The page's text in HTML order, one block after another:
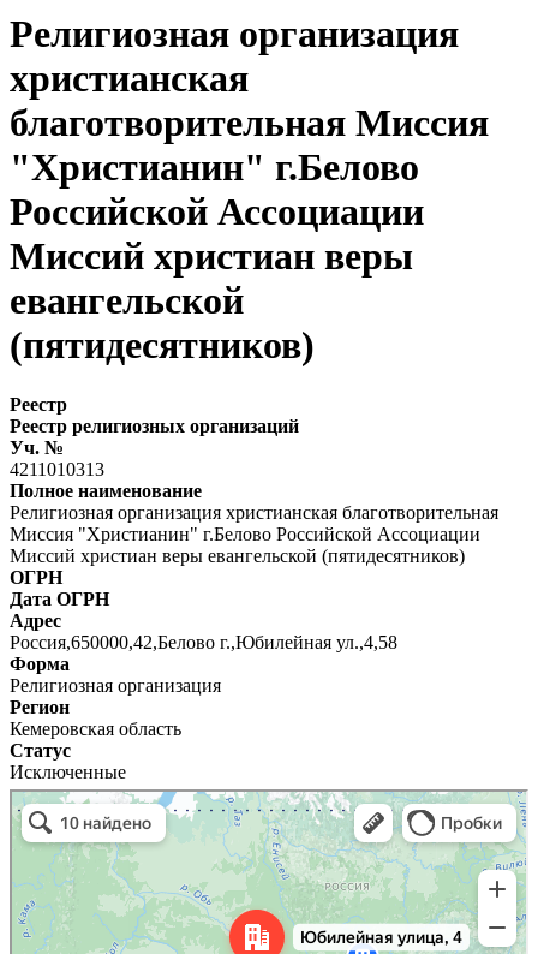
Религиозная организация
христианская
благотворительная Миссия
"Христианин" г.Белово
Российской Ассоциации
Миссий христиан веры
евангельской
(пятидесятников)
Реестр
Реестр религиозных организаций
Уч. №
4211010313
Полное наименование
Религиозная организация христианская благотворительная
Миссия "Христианин" г.Белово Российской Ассоциации
Миссий христиан веры евангельской (пятидесятников)
ОГРН
Дата ОГРН
Адрес
Россия,650000,42,Белово г.,Юбилейная ул.,4,58
Форма
Религиозная организация
Регион
Кемеровская область
Статус
Исключенные